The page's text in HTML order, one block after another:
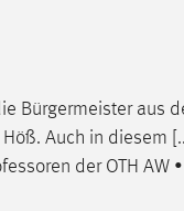
Bürgermeister aus
Auch in diesem
der OTH AW
wird
man